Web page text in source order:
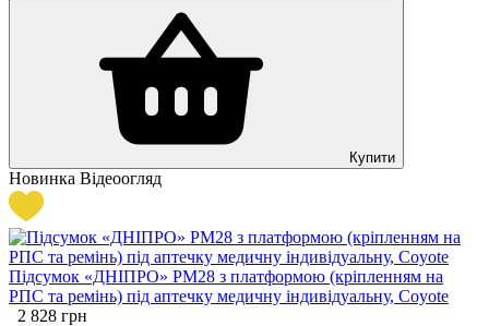
Купити
Новинка Відеоогляд
Підсумок «ДНІПРО» PM28 з платформою (кріпленням на
РПС та ремінь) під аптечку медичну індивідуальну, Coyote
2 828 грн